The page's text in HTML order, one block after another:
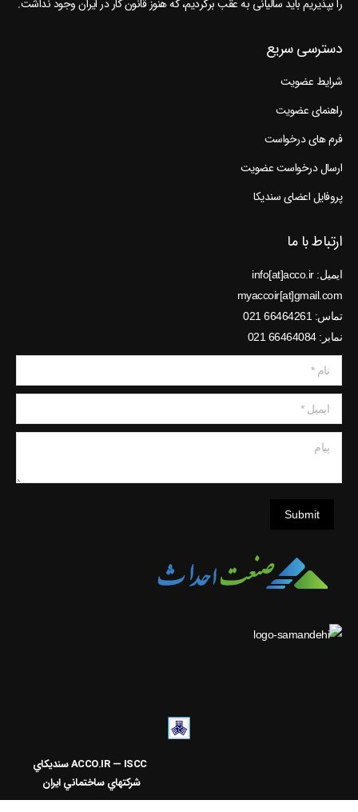
را بپذیریم باید سالیانی به عقب برگردیم، که هنوز قانون کار در ایران وجود نداشت.
دسترسی سریع
شرایط عضویت
راهنمای عضویت
فرم های درخواست
ارسال درخواست عضویت
پروفایل اعضای سندیکا
ارتباط با ما
ایمیل: info[at]acco.ir
myaccoir[at]gmail.com
تماس: 66464261 021
نمابر: 66464084 021
نام *
ایمیل *
Submit
ACCO.IR — ISCC
سنديکاي
شرکتهاي ساختماني ايران